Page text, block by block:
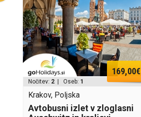
169,00€
Nočitev: 2 | Oseb: 1
Krakov, Poljska
Avtobusni izlet v zloglasni